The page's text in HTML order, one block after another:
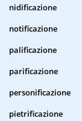
nidificazione
notificazione
palificazione
parificazione
personificazione
pietrificazione